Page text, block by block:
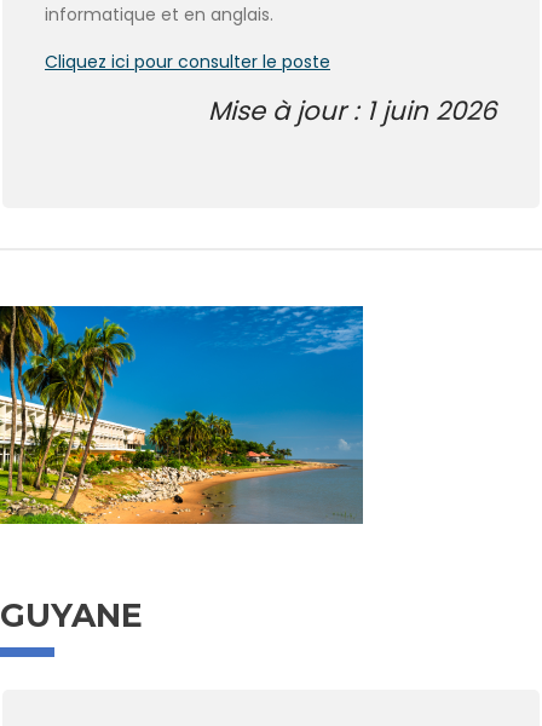
informatique et en anglais.
Cliquez ici pour consulter le poste
Mise à jour : 1 juin 2026
GUYANE